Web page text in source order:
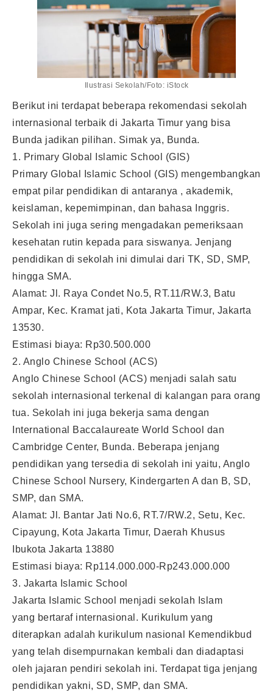
Ilustrasi Sekolah/Foto: iStock
Berikut ini terdapat beberapa rekomendasi sekolah
internasional terbaik di Jakarta Timur yang bisa
Bunda jadikan pilihan. Simak ya, Bunda.
1. Primary Global Islamic School (GIS)
Primary Global Islamic School (GIS) mengembangkan
empat pilar pendidikan di antaranya , akademik,
keislaman, kepemimpinan, dan bahasa Inggris.
Sekolah ini juga sering mengadakan pemeriksaan
kesehatan rutin kepada para siswanya. Jenjang
pendidikan di sekolah ini dimulai dari TK, SD, SMP,
hingga SMA.
Alamat: Jl. Raya Condet No.5, RT.11/RW.3, Batu
Ampar, Kec. Kramat jati, Kota Jakarta Timur, Jakarta
13530.
Estimasi biaya: Rp30.500.000
2. Anglo Chinese School (ACS)
Anglo Chinese School (ACS) menjadi salah satu
sekolah internasional terkenal di kalangan para orang
tua. Sekolah ini juga bekerja sama dengan
International Baccalaureate World School dan
Cambridge Center, Bunda. Beberapa jenjang
pendidikan yang tersedia di sekolah ini yaitu, Anglo
Chinese School Nursery, Kindergarten A dan B, SD,
SMP, dan SMA.
Alamat: Jl. Bantar Jati No.6, RT.7/RW.2, Setu, Kec.
Cipayung, Kota Jakarta Timur, Daerah Khusus
Ibukota Jakarta 13880
Estimasi biaya: Rp114.000.000-Rp243.000.000
3. Jakarta Islamic School
Jakarta Islamic School menjadi sekolah Islam
yang bertaraf internasional. Kurikulum yang
diterapkan adalah kurikulum nasional Kemendikbud
yang telah disempurnakan kembali dan diadaptasi
oleh jajaran pendiri sekolah ini. Terdapat tiga jenjang
pendidikan yakni, SD, SMP, dan SMA.